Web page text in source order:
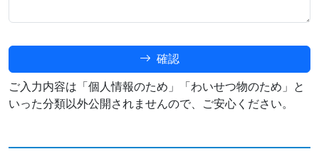
確認
ご入力内容は「個人情報のため」「わいせつ物のため」と
いった分類以外公開されませんので、ご安心ください。